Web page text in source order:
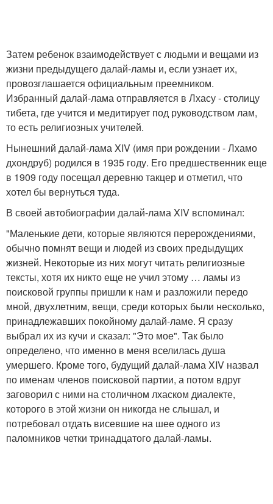
Затем ребенок взаимодействует с людьми и вещами из
жизни предыдущего далай-ламы и, если узнает их,
провозглашается официальным преемником.
Избранный далай-лама отправляется в Лхасу - столицу
тибета, где учится и медитирует под руководством лам,
то есть религиозных учителей.
Нынешний далай-лама XIV (имя при рождении - Лхамо
дхондруб) родился в 1935 году. Его предшественник еще
в 1909 году посещал деревню такцер и отметил, что
хотел бы вернуться туда.
В своей автобиографии далай-лама XIV вспоминал:
"Маленькие дети, которые являются перерождениями,
обычно помнят вещи и людей из своих предыдущих
жизней. Некоторые из них могут читать религиозные
тексты, хотя их никто еще не учил этому … ламы из
поисковой группы пришли к нам и разложили передо
мной, двухлетним, вещи, среди которых были несколько,
принадлежавших покойному далай-ламе. Я сразу
выбрал их из кучи и сказал: "Это мое". Так было
определено, что именно в меня вселилась душа
умершего. Кроме того, будущий далай-лама XIV назвал
по именам членов поисковой партии, а потом вдруг
заговорил с ними на столичном лхаском диалекте,
которого в этой жизни он никогда не слышал, и
потребовал отдать висевшие на шее одного из
паломников четки тринадцатого далай-ламы.